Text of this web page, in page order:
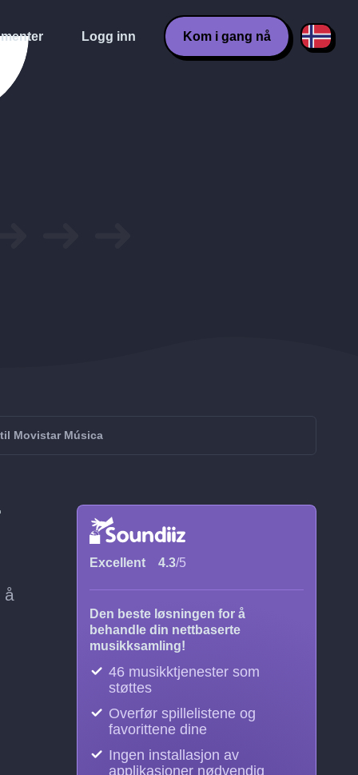
Logg inn Kom i gang nå
Movistar Música
å
Excellent 4.3/5
Den beste løsningen for å
behandle din nettbaserte
musikksamling!
46 musikktjenester som
støttes
Overfør spillelistene og
favorittene dine
Ingen installasjon av
applikasjoner nødvendig